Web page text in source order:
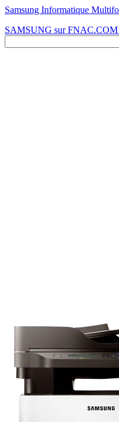
Samsung Informatique
SAMSUNG sur FNAC.COM